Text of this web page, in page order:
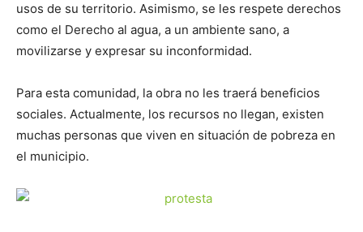
usos de su territorio. Asimismo, se les respete derechos
como el Derecho al agua, a un ambiente sano, a
movilizarse y expresar su inconformidad.
Para esta comunidad, la obra no les traerá beneficios
sociales. Actualmente, los recursos no llegan, existen
muchas personas que viven en situación de pobreza en
el municipio.